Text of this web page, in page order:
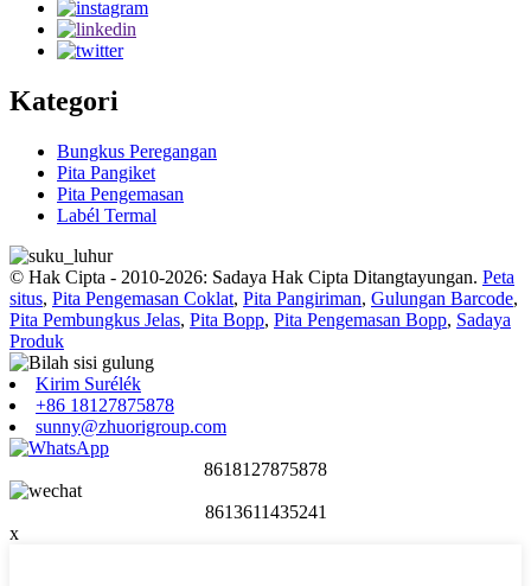
Kategori
Bungkus Peregangan
Pita Pangiket
Pita Pengemasan
Labél Termal
© Hak Cipta - 2010-2026: Sadaya Hak Cipta Ditangtayungan. Peta
situs, Pita Pengemasan Coklat, Pita Pangiriman, Gulungan Barcode,
Pita Pembungkus Jelas, Pita Bopp, Pita Pengemasan Bopp, Sadaya
Produk
Kirim Surélék
+86 18127875878
sunny@zhuorigroup.com
8618127875878
8613611435241
x